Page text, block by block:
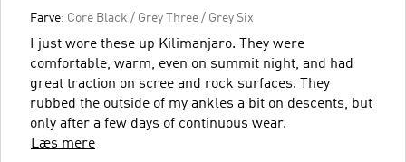
Farve: Core Black / Grey Three / Grey Six
I just wore these up Kilimanjaro. They were
comfortable, warm, even on summit night, and had
great traction on scree and rock surfaces. They
rubbed the outside of my ankles a bit on descents, but
only after a few days of continuous wear.
Læs mere